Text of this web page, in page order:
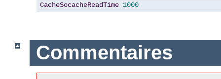
CacheSocacheReadTime 1000
Commentaires